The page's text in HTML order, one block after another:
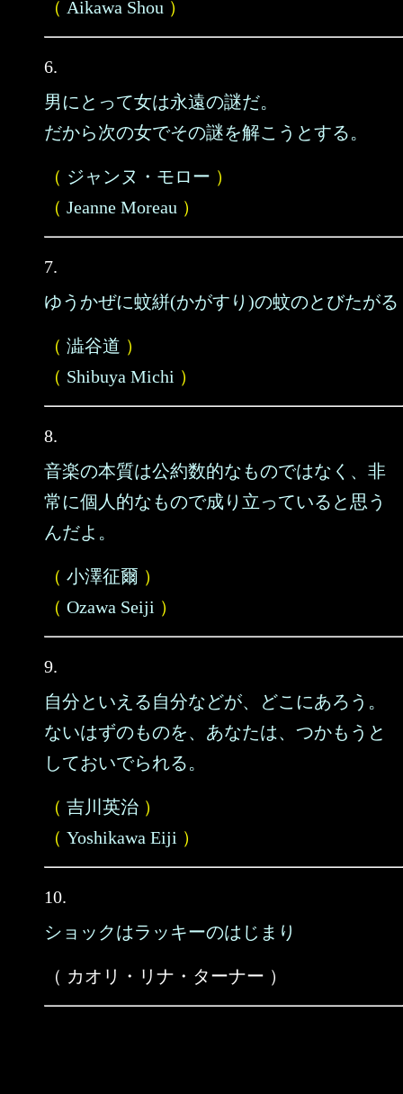
（ Aikawa Shou ）
6.
男にとって女は永遠の謎だ。
だから次の女でその謎を解こうとする。
（ ジャンヌ・モロー ）
（ Jeanne Moreau ）
7.
ゆうかぜに蚊絣(かがすり)の蚊のとびたがる
（ 澁谷道 ）
（ Shibuya Michi ）
8.
音楽の本質は公約数的なものではなく、非
常に個人的なもので成り立っていると思う
んだよ。
（ 小澤征爾 ）
（ Ozawa Seiji ）
9.
自分といえる自分などが、どこにあろう。
ないはずのものを、あなたは、つかもうと
しておいでられる。
（ 吉川英治 ）
（ Yoshikawa Eiji ）
10.
ショックはラッキーのはじまり
（ カオリ・リナ・ターナー ）